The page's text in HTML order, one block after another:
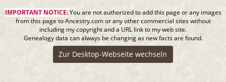
IMPORTANT NOTICE:You are not authorized to add this page or any images
from this page to Ancestry.com or any other commercial sites without
including my copyright and a URL link to my web site.
Genealogy data can always be changing as new facts are found.
Zur Desktop-Webseite wechseln